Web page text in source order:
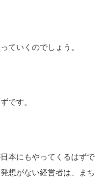
ていくのでしょう。
です。
本にもやってくるはずで
想がない経営者は、まち